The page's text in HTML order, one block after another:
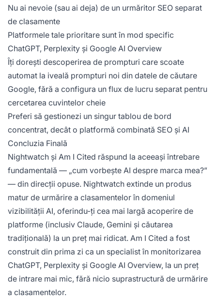
Nu ai nevoie (sau ai deja) de un urmăritor SEO separat
de clasamente
Platformele tale prioritare sunt în mod specific
ChatGPT, Perplexity și Google AI Overview
Îți dorești descoperirea de prompturi care scoate
automat la iveală prompturi noi din datele de căutare
Google, fără a configura un flux de lucru separat pentru
cercetarea cuvintelor cheie
Preferi să gestionezi un singur tablou de bord
concentrat, decât o platformă combinată SEO și AI
Concluzia Finală
Nightwatch și Am I Cited răspund la aceeași întrebare
fundamentală — „cum vorbește AI despre marca mea?”
— din direcții opuse. Nightwatch extinde un produs
matur de urmărire a clasamentelor în domeniul
vizibilității AI, oferindu-ți cea mai largă acoperire de
platforme (inclusiv Claude, Gemini și căutarea
tradițională) la un preț mai ridicat. Am I Cited a fost
construit din prima zi ca un specialist în monitorizarea
ChatGPT, Perplexity și Google AI Overview, la un preț
de intrare mai mic, fără nicio suprastructură de urmărire
a clasamentelor.